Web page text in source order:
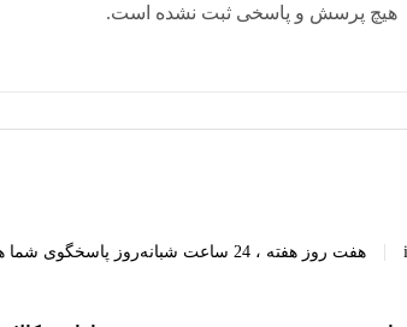
هیچ پرسش و پاسخی ثبت نشده است.
| هفت روز هفته ، 24 ساعت شبانه‌روز پاسخگوی شما هستیم.